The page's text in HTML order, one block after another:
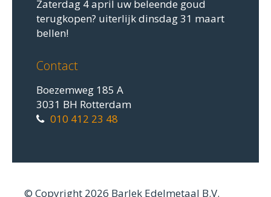
Zaterdag 4 april uw beleende goud
terugkopen? uiterlijk dinsdag 31 maart
bellen!
Contact
Boezemweg 185 A
3031 BH Rotterdam
010 412 23 48
© Copyright 2026 Barlek Edelmetaal B.V.